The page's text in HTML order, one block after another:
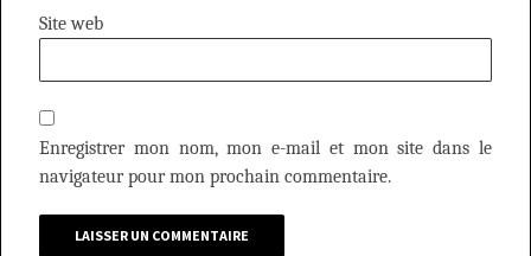
Site web
Enregistrer mon nom, mon e-mail et mon site dans le
navigateur pour mon prochain commentaire.